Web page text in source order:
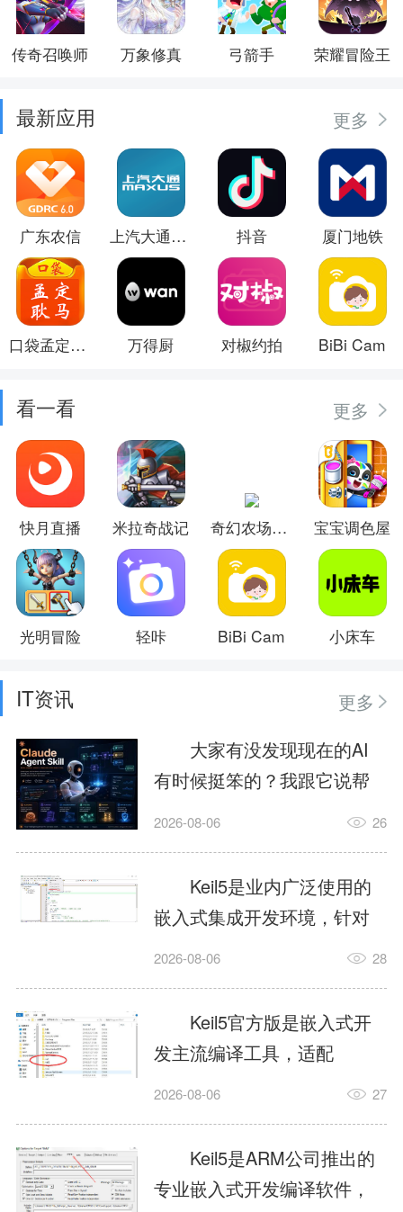
传奇召唤师 万象修真 弓箭手 荣耀冒险王
最新应用 更多
广东农信 上汽大通MAXUS 抖音 厦门地铁
口袋孟定耿马 万得厨 对椒约拍 BiBi Cam
看一看 更多
快月直播 米拉奇战记 奇幻农场物语 宝宝调色屋
光明冒险 轻咔 BiBi Cam 小床车
IT资讯
更多
大家有没发现现在的AI
有时候挺笨的？我跟它说帮
我订个明天早上的闹钟，它
这样？因为AI，就是个只会
耍嘴皮子的书呆子。它脑子
里有海量知识，但没有真正
激发出来实力。而
AgentSkill，就是给AI大脑装
上的一双机械手，它真的能
解决很多问题。1什么是
AgentSkillSkill指...
2026-08-06 26
Keil5是业内广泛使用的
嵌入式集成开发环境，针对
ARM、51内核单片机提供编
力，代码编译稳定，调试工
具成熟，大量开源项目基于
该平台开发。新项目需要单
独下载对应芯片支持包，新
手配置难度较高，正版商业
授权费用不菲，未授权版本
存在程序容量限制，适合硬
2026-08-06 28
Keil5官方版是嵌入式开
发主流编译工具，适配
STM32、51单片机等多款芯
在线调试、代码仿真，兼容
众多厂商芯片安装包。软件
需要手动添加器件库，初次
2026-08-06 27
Keil5是ARM公司推出的
专业嵌入式开发编译软件，